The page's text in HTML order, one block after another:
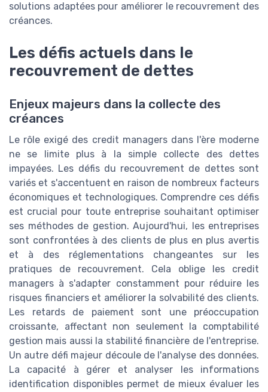
solutions adaptées pour améliorer le recouvrement des
créances.
Les défis actuels dans le
recouvrement de dettes
Enjeux majeurs dans la collecte des
créances
Le rôle exigé des credit managers dans l'ère moderne
ne se limite plus à la simple collecte des dettes
impayées. Les défis du recouvrement de dettes sont
variés et s'accentuent en raison de nombreux facteurs
économiques et technologiques. Comprendre ces défis
est crucial pour toute entreprise souhaitant optimiser
ses méthodes de gestion. Aujourd'hui, les entreprises
sont confrontées à des clients de plus en plus avertis
et à des réglementations changeantes sur les
pratiques de recouvrement. Cela oblige les credit
managers à s'adapter constamment pour réduire les
risques financiers et améliorer la solvabilité des clients.
Les retards de paiement sont une préoccupation
croissante, affectant non seulement la comptabilité
gestion mais aussi la stabilité financière de l'entreprise.
Un autre défi majeur découle de l'analyse des données.
La capacité à gérer et analyser les informations
identification disponibles permet de mieux évaluer les